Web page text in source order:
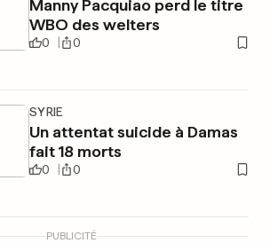
Manny Pacquiao perd le titre
WBO des welters
0 0
SYRIE
Un attentat suicide à Damas
fait 18 morts
0 0
PUBLICITÉ